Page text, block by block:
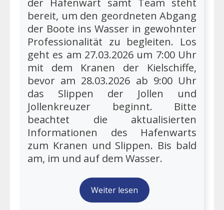
der Hafenwart samt Team steht
bereit, um den geordneten Abgang
der Boote ins Wasser in gewohnter
Professionalität zu begleiten. Los
geht es am 27.03.2026 um 7:00 Uhr
mit dem Kranen der Kielschiffe,
bevor am 28.03.2026 ab 9:00 Uhr
das Slippen der Jollen und
Jollenkreuzer beginnt. Bitte
beachtet die aktualisierten
Informationen des Hafenwarts
zum Kranen und Slippen. Bis bald
am, im und auf dem Wasser.
Weiter lesen